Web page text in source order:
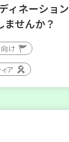
ィネーション
せんか？
け
ア